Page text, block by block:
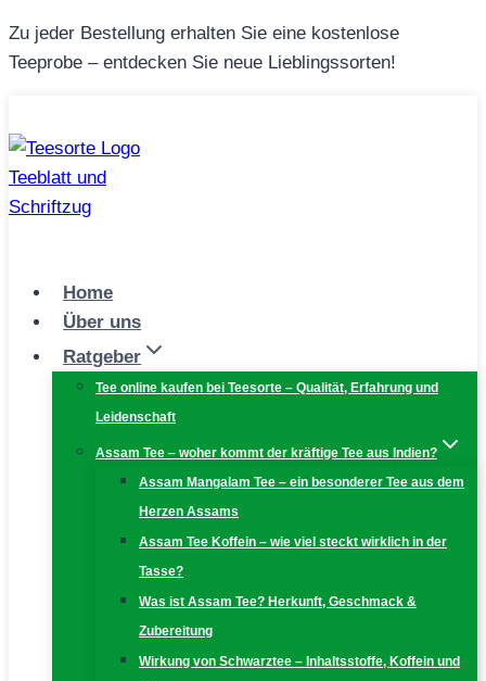
Zum
Inhalt
Zu jeder Bestellung erhalten Sie eine kostenlose
Teeprobe – entdecken Sie neue Lieblingssorten!
Home
Über uns
Ratgeber
Tee online kaufen bei Teesorte – Qualität, Erfahrung und
Leidenschaft
Assam Tee – woher kommt der kräftige Tee aus Indien?
Assam Mangalam Tee – ein besonderer Tee aus dem
Herzen Assams
Assam Tee Koffein – wie viel steckt wirklich in der
Tasse?
Was ist Assam Tee? Herkunft, Geschmack &
Zubereitung
Wirkung von Schwarztee – Inhaltsstoffe, Koffein und